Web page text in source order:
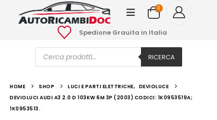
0
Spedione Grauita in Italia
Ricerca
prodotti RICERCA
HOME SHOP LUCI E PARTI ELETTRICHE, DEVIOLUCE
DEVIOLUCI AUDI A3 2.0 D 103KW 6M 3P (2003) CODICI: 1K0953519A;
1K0953513.